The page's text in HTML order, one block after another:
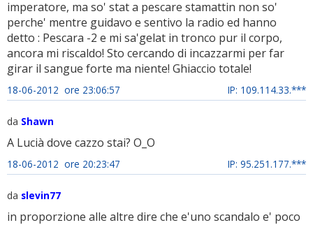
imperatore, ma so' stat a pescare stamattin non so'
perche' mentre guidavo e sentivo la radio ed hanno
detto : Pescara -2 e mi sa'gelat in tronco pur il corpo,
ancora mi riscaldo! Sto cercando di incazzarmi per far
girar il sangue forte ma niente! Ghiaccio totale!
18-06-2012 ore 23:06:57 IP: 109.114.33.***
da Shawn
A Lucià dove cazzo stai? O_O
18-06-2012 ore 20:23:47 IP: 95.251.177.***
da slevin77
in proporzione alle altre dire che e'uno scandalo e' poco